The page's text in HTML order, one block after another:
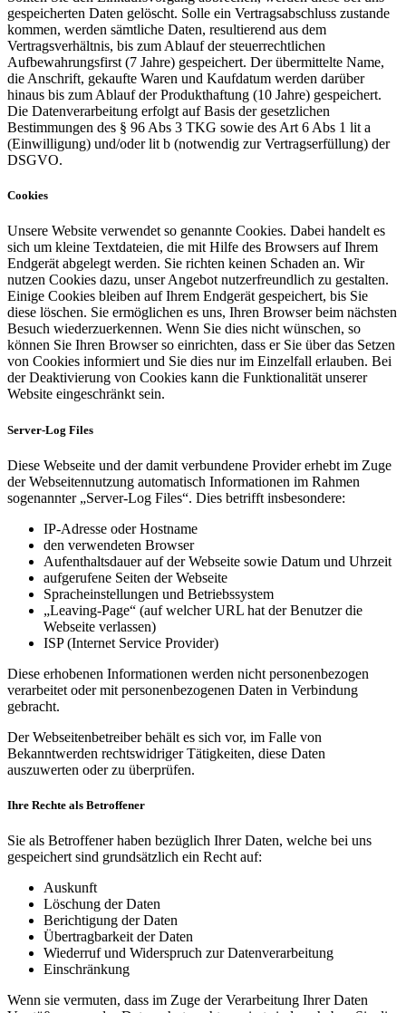
gespeicherten Daten gelöscht. Solle ein Vertragsabschluss zustande
kommen, werden sämtliche Daten, resultierend aus dem
Vertragsverhältnis, bis zum Ablauf der steuerrechtlichen
Aufbewahrungsfirst (7 Jahre) gespeichert. Der übermittelte Name,
die Anschrift, gekaufte Waren und Kaufdatum werden darüber
hinaus bis zum Ablauf der Produkthaftung (10 Jahre) gespeichert.
Die Datenverarbeitung erfolgt auf Basis der gesetzlichen
Bestimmungen des § 96 Abs 3 TKG sowie des Art 6 Abs 1 lit a
(Einwilligung) und/oder lit b (notwendig zur Vertragserfüllung) der
DSGVO.
Cookies
Unsere Website verwendet so genannte Cookies. Dabei handelt es
sich um kleine Textdateien, die mit Hilfe des Browsers auf Ihrem
Endgerät abgelegt werden. Sie richten keinen Schaden an. Wir
nutzen Cookies dazu, unser Angebot nutzerfreundlich zu gestalten.
Einige Cookies bleiben auf Ihrem Endgerät gespeichert, bis Sie
diese löschen. Sie ermöglichen es uns, Ihren Browser beim nächsten
Besuch wiederzuerkennen. Wenn Sie dies nicht wünschen, so
können Sie Ihren Browser so einrichten, dass er Sie über das Setzen
von Cookies informiert und Sie dies nur im Einzelfall erlauben. Bei
der Deaktivierung von Cookies kann die Funktionalität unserer
Website eingeschränkt sein.
Server-Log Files
Diese Webseite und der damit verbundene Provider erhebt im Zuge
der Webseitennutzung automatisch Informationen im Rahmen
sogenannter „Server-Log Files“. Dies betrifft insbesondere:
IP-Adresse oder Hostname
den verwendeten Browser
Aufenthaltsdauer auf der Webseite sowie Datum und Uhrzeit
aufgerufene Seiten der Webseite
Spracheinstellungen und Betriebssystem
„Leaving-Page“ (auf welcher URL hat der Benutzer die
Webseite verlassen)
ISP (Internet Service Provider)
Diese erhobenen Informationen werden nicht personenbezogen
verarbeitet oder mit personenbezogenen Daten in Verbindung
gebracht.
Der Webseitenbetreiber behält es sich vor, im Falle von
Bekanntwerden rechtswidriger Tätigkeiten, diese Daten
auszuwerten oder zu überprüfen.
Ihre Rechte als Betroffener
Sie als Betroffener haben bezüglich Ihrer Daten, welche bei uns
gespeichert sind grundsätzlich ein Recht auf:
Auskunft
Löschung der Daten
Berichtigung der Daten
Übertragbarkeit der Daten
Wiederruf und Widerspruch zur Datenverarbeitung
Einschränkung
Wenn sie vermuten, dass im Zuge der Verarbeitung Ihrer Daten